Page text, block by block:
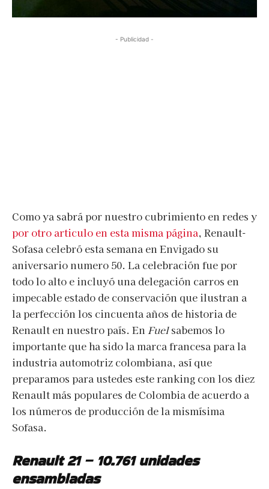
- Publicidad -
Como ya sabrá por nuestro cubrimiento en redes y
por otro articulo en esta misma página, Renault-
Sofasa celebró esta semana en Envigado su
aniversario numero 50. La celebración fue por
todo lo alto e incluyó una delegación carros en
impecable estado de conservación que ilustran a
la perfección los cincuenta años de historia de
Renault en nuestro país. En Fuelsabemos lo
importante que ha sido la marca francesa para la
industria automotriz colombiana, así que
preparamos para ustedes este ranking con los diez
Renault más populares de Colombia de acuerdo a
los números de producción de la mismísima
Sofasa.
Renault 21 – 10.761 unidades
ensambladas